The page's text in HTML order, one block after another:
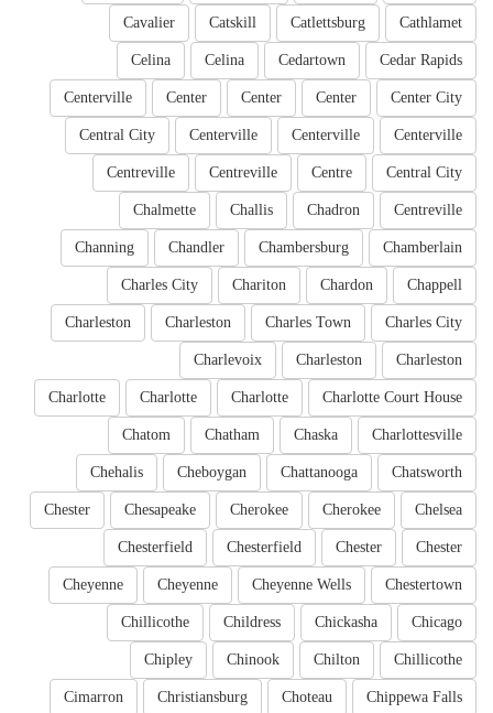
Cathlamet
Catlettsburg
Catskill
Cavalier
Cedar Rapids
Cedartown
Celina
Celina
Center City
Center
Center
Center
Centerville
Centerville
Centerville
Centerville
Central City
Central City
Centre
Centreville
Centreville
Centreville
Chadron
Challis
Chalmette
Chamberlain
Chambersburg
Chandler
Channing
Chappell
Chardon
Chariton
Charles City
Charles City
Charles Town
Charleston
Charleston
Charleston
Charleston
Charlevoix
Charlotte Court House
Charlotte
Charlotte
Charlotte
Charlottesville
Chaska
Chatham
Chatom
Chatsworth
Chattanooga
Cheboygan
Chehalis
Chelsea
Cherokee
Cherokee
Chesapeake
Chester
Chester
Chester
Chesterfield
Chesterfield
Chestertown
Cheyenne Wells
Cheyenne
Cheyenne
Chicago
Chickasha
Childress
Chillicothe
Chillicothe
Chilton
Chinook
Chipley
Chippewa Falls
Choteau
Christiansburg
Cimarron